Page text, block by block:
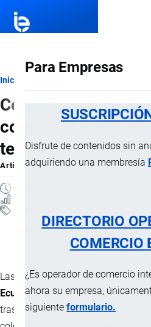
Para Empresas
Disfrute de contenidos sin
adquiriendo una membresía
DIRECTORIO
COMERCIO
¿Es operador de comercio
ahora su empresa,
siguienteformulario.
Ruta
de
navegación
Inicio
Colombia y Ecuador
comercial: medidas,
tensiones
ArtículoporJaime Mise, 9 Febrero,
Derecho Internacional
Las relaciones comerciales y
Ecuadoratraviesan uno de sus
tras la imposición de unarancel